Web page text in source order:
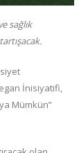
sağlık
İnisiyatifi,
Mümkün”